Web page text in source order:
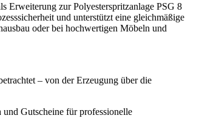
Erweiterung zur Polyesterspritzanlage PSG 8
und unterstützt eine gleichmäßige
oder bei hochwertigen Möbeln und
– von der Erzeugung über die
Gutscheine für professionelle